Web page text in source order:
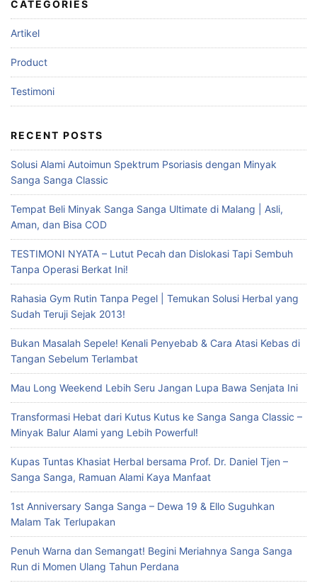
CATEGORIES
Artikel
Product
Testimoni
RECENT POSTS
Solusi Alami Autoimun Spektrum Psoriasis dengan Minyak
Sanga Sanga Classic
Tempat Beli Minyak Sanga Sanga Ultimate di Malang | Asli,
Aman, dan Bisa COD
TESTIMONI NYATA – Lutut Pecah dan Dislokasi Tapi Sembuh
Tanpa Operasi Berkat Ini!
Rahasia Gym Rutin Tanpa Pegel | Temukan Solusi Herbal yang
Sudah Teruji Sejak 2013!
Bukan Masalah Sepele! Kenali Penyebab & Cara Atasi Kebas di
Tangan Sebelum Terlambat
Mau Long Weekend Lebih Seru Jangan Lupa Bawa Senjata Ini
Transformasi Hebat dari Kutus Kutus ke Sanga Sanga Classic –
Minyak Balur Alami yang Lebih Powerful!
Kupas Tuntas Khasiat Herbal bersama Prof. Dr. Daniel Tjen –
Sanga Sanga, Ramuan Alami Kaya Manfaat
1st Anniversary Sanga Sanga – Dewa 19 & Ello Suguhkan
Malam Tak Terlupakan
Penuh Warna dan Semangat! Begini Meriahnya Sanga Sanga
Run di Momen Ulang Tahun Perdana